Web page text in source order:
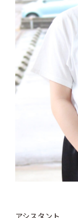
アシスタント